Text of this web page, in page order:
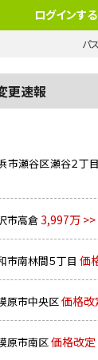
パ
更速報
市瀬谷区瀬谷２丁目
市高倉3,997万 >>
市南林間５丁目 価
原市中央区価格改
原市南区価格改定